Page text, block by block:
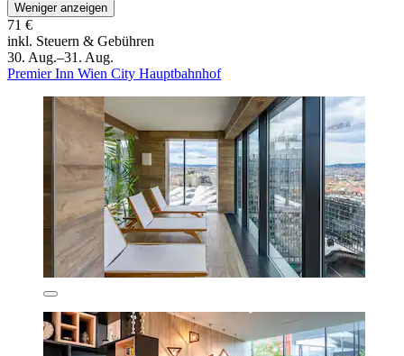
Weniger anzeigen
71 €
inkl. Steuern & Gebühren
30. Aug.–31. Aug.
Premier Inn Wien City Hauptbahnhof